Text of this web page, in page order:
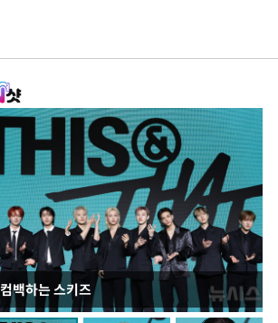
컴백하는 스키즈
입추 하루 앞둔 전남광주… 열화상 카메라에 담긴
폭염